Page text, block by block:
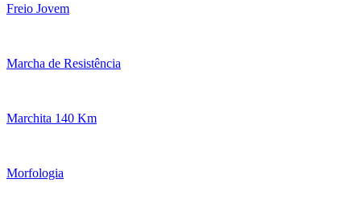
Freio Jovem
Marcha de Resistência
Marchita 140 Km
Morfologia